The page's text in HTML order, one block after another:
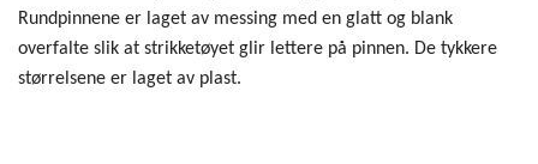
Rundpinnene er laget av messing med en glatt og blank
overfalte slik at strikketøyet glir lettere på pinnen. De tykkere
størrelsene er laget av plast.